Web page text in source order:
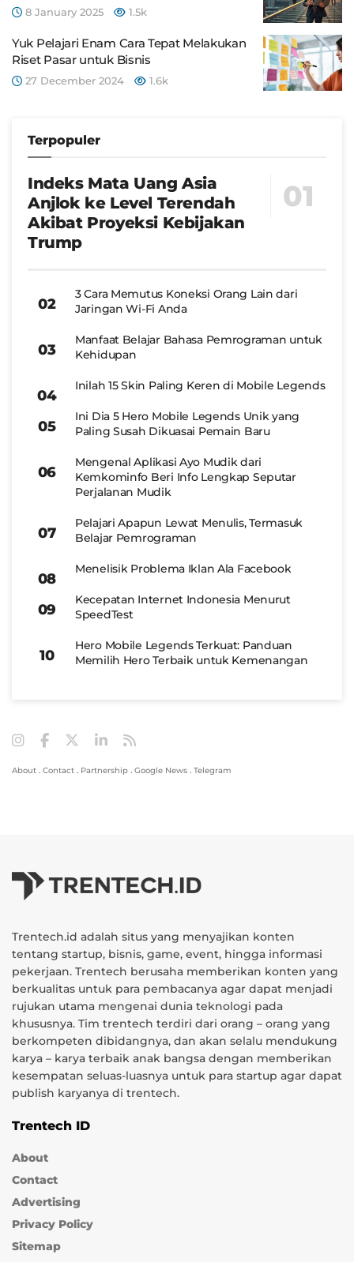
8 January 2025 1.5k
Yuk Pelajari Enam Cara Tepat Melakukan
Riset Pasar untuk Bisnis
27 December 2024 1.6k
Terpopuler
Indeks Mata Uang Asia
Anjlok ke Level Terendah
Akibat Proyeksi Kebijakan
Trump
3 Cara Memutus Koneksi Orang Lain dari
Jaringan Wi-Fi Anda
Manfaat Belajar Bahasa Pemrograman untuk
Kehidupan
Inilah 15 Skin Paling Keren di Mobile Legends
Ini Dia 5 Hero Mobile Legends Unik yang
Paling Susah Dikuasai Pemain Baru
Mengenal Aplikasi Ayo Mudik dari
Kemkominfo Beri Info Lengkap Seputar
Perjalanan Mudik
Pelajari Apapun Lewat Menulis, Termasuk
Belajar Pemrograman
Menelisik Problema Iklan Ala Facebook
Kecepatan Internet Indonesia Menurut
SpeedTest
Hero Mobile Legends Terkuat: Panduan
Memilih Hero Terbaik untuk Kemenangan
About . Contact . Partnership . Google News . Telegram
Trentech.id adalah situs yang menyajikan konten
tentang startup, bisnis, game, event, hingga informasi
pekerjaan. Trentech berusaha memberikan konten yang
berkualitas untuk para pembacanya agar dapat menjadi
rujukan utama mengenai dunia teknologi pada
khususnya. Tim trentech terdiri dari orang – orang yang
berkompeten dibidangnya, dan akan selalu mendukung
karya – karya terbaik anak bangsa dengan memberikan
kesempatan seluas-luasnya untuk para startup agar dapat
publish karyanya di trentech.
Trentech ID
About
Contact
Advertising
Privacy Policy
Sitemap